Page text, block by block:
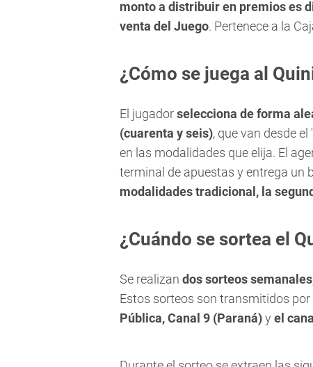
monto a distribuir en premios es
venta del Juego. Pertenece a la
¿Cómo se juega al
El jugadorselecciona de forma
(cuarenta y seis), que van desde
en las modalidades que elija. El
terminal de apuestas y entrega un
modalidades tradicional, la
¿Cuándo se sortea el
Se realizan dos sorteos
Estos sorteos son transmitidos por
Pública, Canal 9 (Paraná)y el